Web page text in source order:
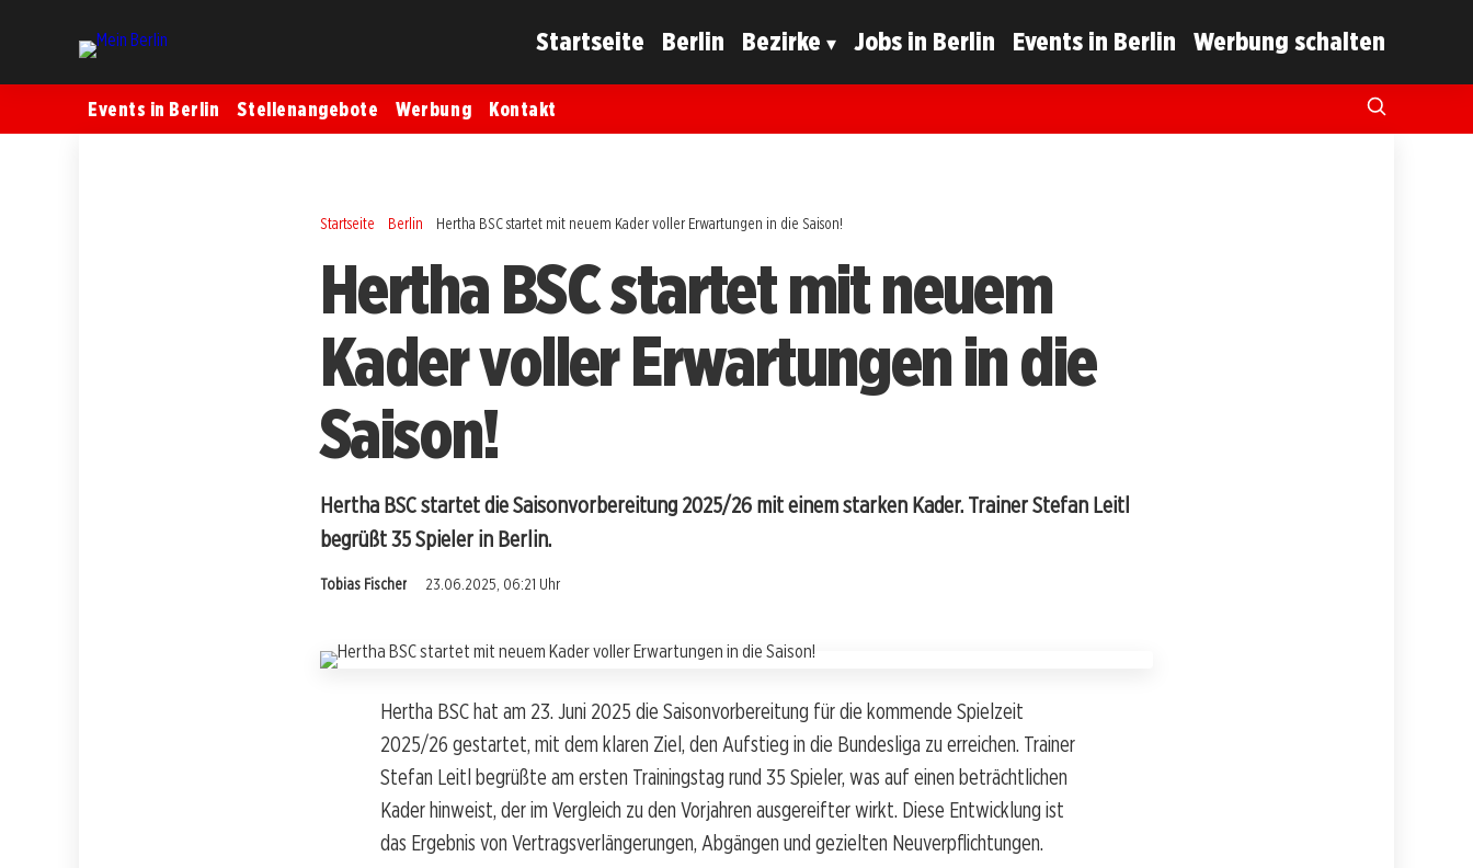
Startseite Berlin Bezirke Jobs in Berlin Events in Berlin Werbung schalten
Events in Berlin Stellenangebote Werbung Kontakt
Startseite Berlin Hertha BSC startet mit neuem Kader voller Erwartungen in die Saison!
Hertha BSC startet mit neuem
Kader voller Erwartungen in die
Saison!
Hertha BSC startet die Saisonvorbereitung 2025/26 mit einem starken Kader. Trainer Stefan Leitl
begrüßt 35 Spieler in Berlin.
Tobias Fischer 23.06.2025, 06:21 Uhr
Hertha BSC hat am 23. Juni 2025 die Saisonvorbereitung für die kommende Spielzeit
2025/26 gestartet, mit dem klaren Ziel, den Aufstieg in die Bundesliga zu erreichen. Trainer
Stefan Leitl begrüßte am ersten Trainingstag rund 35 Spieler, was auf einen beträchtlichen
Kader hinweist, der im Vergleich zu den Vorjahren ausgereifter wirkt. Diese Entwicklung ist
das Ergebnis von Vertragsverlängerungen, Abgängen und gezielten Neuverpflichtungen.